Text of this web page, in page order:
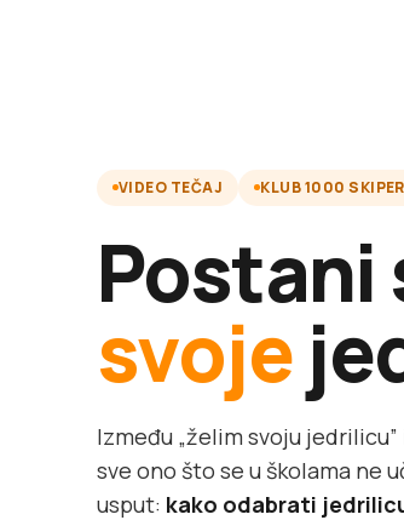
VIDEO TEČAJ KLUB 1000
Postani
svoje
Između „želim svoju
sve ono što se u školama ne
usput: kako odabrati